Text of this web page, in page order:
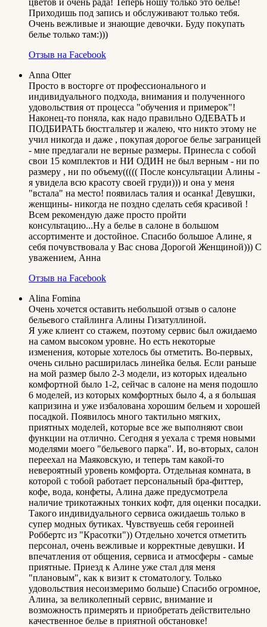
цветов и очень рада! Теперь ношу только это белье!
Приходишь под запись и обслуживают только тебя.
Очень вежливые и знающие девочки. Буду покупать
белье только там:)))
Отзыв на Facebook
Anna Otter
Просто в восторге от профессионального и
индивидуального подхода, внимания и полученного
удовольствия от процесса "обучения и примерок"!
Наконец-то поняла, как надо правильно ОДЕВАТЬ и
ПОДБИРАТЬ бюстгальтер и жалею, что никто этому не
учил никогда и даже , покупая дорогое белье заграницей
- мне предлагали не верные размеры. Принесла с собой
свои 15 комплектов и НИ ОДИН не был верным - ни по
размеру , ни по объему((((( После консультации Алины -
я увидела всю красоту своей груди))) и она у меня
"встала" на место! появилась талия и осанка! Девушки,
женщины- никогда не поздно сделать себя красивой !
Всем рекомендую даже просто пройти
консультацию...Ну а белье в салоне в большом
ассортименте и достойное. Спасибо большое Алине, я
себя почувствовала у Вас снова Дорогой Женщиной))) С
уважением, Анна
Отзыв на Facebook
Alina Fomina
Очень хочется оставить небольшой отзыв о салоне
бельевого стайлинга Алины Гизатуллиной.
Я уже клиент со стажем, поэтому сервис был ожидаемо
на самом высоком уровне. Но есть некоторые
изменения, которые хотелось бы отметить. Во-первых,
очень сильно расширилась линейка белья. Если раньше
на мой размер было 2-3 модели, из которых идеально
комфортной было 1-2, сейчас в салоне на меня подошло
6 моделей, из которых комфортных было 4, а я большая
капризина и уже избалована хорошим бельем и хорошей
посадкой. Появилось много тактильно мягких,
приятных моделей, которые все же выполняют свои
функции на отлично. Сегодня я уехала с тремя новыми
моделями моего "бельевого парка". И, во-вторых, салон
переехал на Маяковскую, и теперь там какой-то
невероятный уровень комфорта. Отдельная комната, в
которой с тобой работает персональный бра-фиттер,
кофе, вода, конфеты, Алина даже предусмотрела
наличие трикотажных тонких кофт, для оценки посадки.
Такого индивидуального сервиса ожидаешь только в
супер модных бутиках. Чувствуешь себя героиней
Роббертс из "Красотки")) Отдельно хочется отметить
персонал, очень вежливые и корректные девушки. И
впечатления от общения, сервиса и атмосферы - самые
приятные. Приезд к Алине уже стал для меня
"плановым", как к визит к стоматологу. Только
удовольствия несоизмеримо больше) Спасибо огромное,
Алина, за великолепный сервис, внимание и
возможность примерять и приобретать действительно
качественное белье в приятной обстановке!